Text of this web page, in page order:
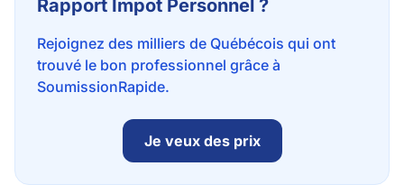
Rapport Impot Personnel ?
Rejoignez des milliers de Québécois qui ont
trouvé le bon professionnel grâce à
SoumissionRapide.
Je veux des prix